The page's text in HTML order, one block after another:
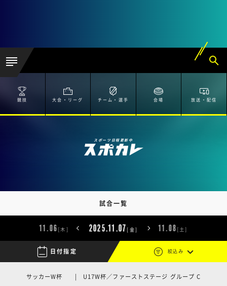
競技 大会・リーグ チーム・選手 会場 放送・配信
スポーツ日程更新中
試合一覧
 日付指定
11.06 [木] 2025.11.07 [金] 11.08 [土]
絞込み
サッカーW杯 | U17W杯／ファーストステージ グループ C